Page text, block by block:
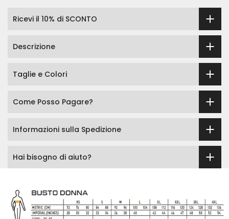
Ricevi il 10% di SCONTO
Descrizione
Taglie e Colori
Come Posso Pagare?
Informazioni sulla Spedizione
Hai bisogno di aiuto?